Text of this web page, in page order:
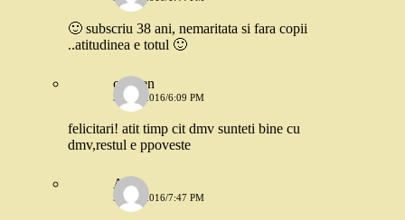
🙂 subscriu 38 ani, nemaritata si fara copii
..atitudinea e totul 🙂
carmen
5 MAI 2016/6:09 PM
felicitari! atit timp cit dmv sunteti bine cu
dmv,restul e ppoveste
Ana
5 MAI 2016/7:47 PM